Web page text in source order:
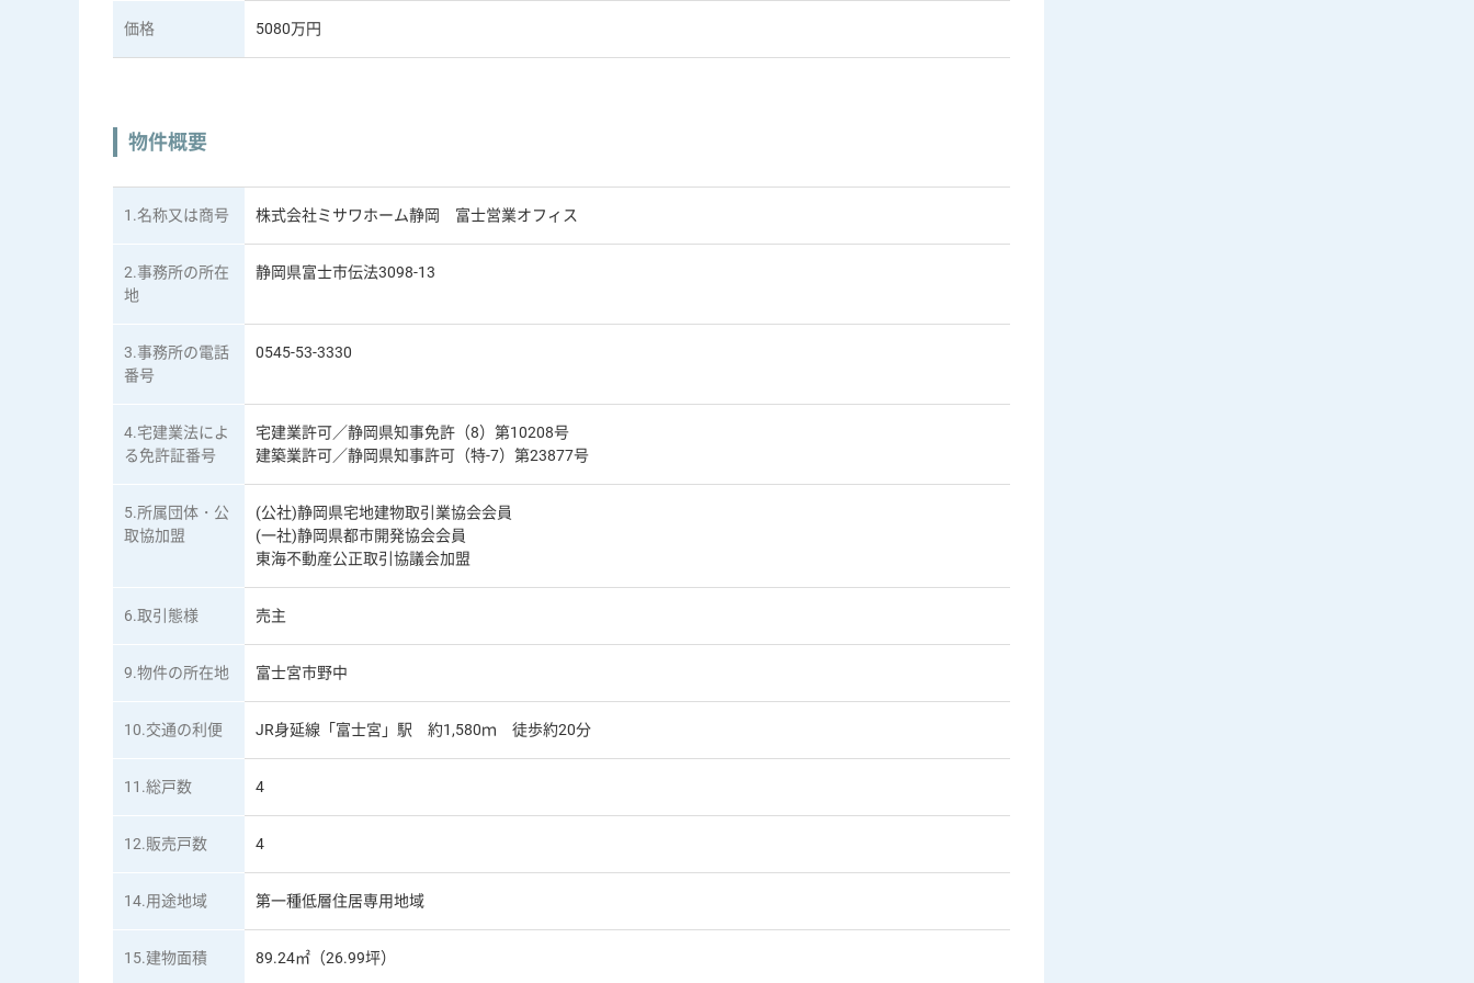
価格 5080万円
物件概要
1.名称又は商号 株式会社ミサワホーム静岡 富士営業オフィス
2.事務所の所在
地
静岡県富士市伝法3098-13
3.事務所の電話
番号
0545-53-3330
4.宅建業法によ
る免許証番号
宅建業許可／静岡県知事免許（8）第10208号
建築業許可／静岡県知事許可（特-7）第23877号
5.所属団体・公
取協加盟
(公社)静岡県宅地建物取引業協会会員
(一社)静岡県都市開発協会会員
東海不動産公正取引協議会加盟
6.取引態様 売主
9.物件の所在地 富士宮市野中
10.交通の利便 JR身延線「富士宮」駅 約1,580ｍ 徒歩約20分
11.総戸数 4
12.販売戸数 4
14.用途地域 第一種低層住居専用地域
15.建物面積 89.24㎡（26.99坪）